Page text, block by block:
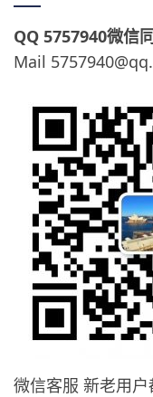
航
QQ 5757940微信
Mail
微信客服 新老用